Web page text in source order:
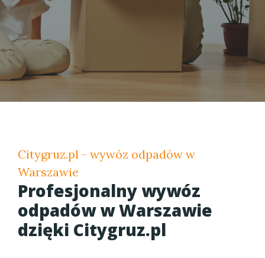
Citygruz.pl - wywóz odpadów w
Warszawie
Profesjonalny wywóz
odpadów w Warszawie
dzięki Citygruz.pl